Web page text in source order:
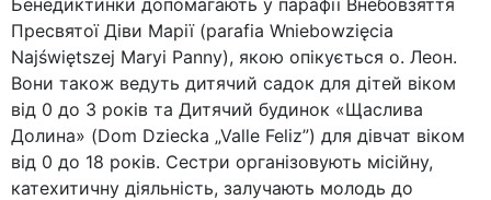
Пресвятої Діви Марії (parafia Wniebowzięcia
Najświętszej Maryi Panny), якою опікується о. Леон.
Вони також ведуть дитячий садок для дітей віком
від 0 до 3 років та Дитячий будинок «Щаслива
Долина» (Dom Dziecka „Valle Feliz”) для дівчат віком
від 0 до 18 років. Сестри організовують місійну,
катехитичну діяльність, залучають молодь до